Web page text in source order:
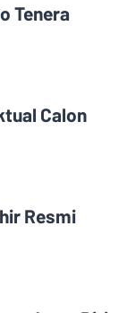
Tenera
Calon
Resmi